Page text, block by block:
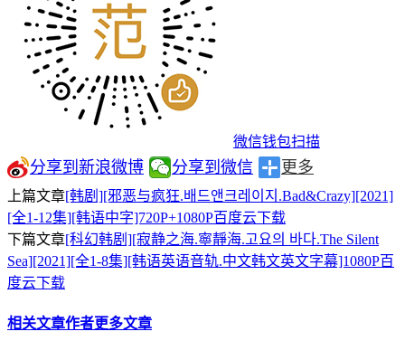
微信钱包扫描
分享到新浪微博 分享到微信 更多
上篇文章[韩剧][邪恶与疯狂.배드앤크레이지.Bad&Crazy][2021]
[全1-12集][韩语中字]720P+1080P百度云下载
下篇文章[科幻韩剧][寂静之海.寧靜海.고요의 바다.The Silent
Sea][2021][全1-8集][韩语英语音轨.中文韩文英文字幕]1080P百
度云下载
相关文章作者更多文章